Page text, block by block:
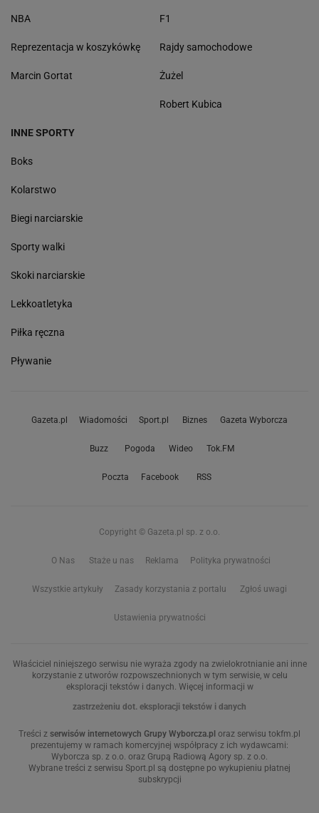
NBA
Reprezentacja w koszykówkę
Marcin Gortat
F1
Rajdy samochodowe
Żużel
Robert Kubica
INNE SPORTY
Boks
Kolarstwo
Biegi narciarskie
Sporty walki
Skoki narciarskie
Lekkoatletyka
Piłka ręczna
Pływanie
Gazeta.pl Wiadomości Sport.pl Biznes Gazeta Wyborcza
Buzz Pogoda Wideo Tok.FM
Poczta Facebook RSS
Copyright © Gazeta.pl sp. z o.o.
O Nas Staże u nas Reklama Polityka prywatności
Wszystkie artykuły Zasady korzystania z portalu Zgłoś uwagi
Ustawienia prywatności
Właściciel niniejszego serwisu nie wyraża zgody na zwielokrotnianie ani inne
korzystanie z utworów rozpowszechnionych w tym serwisie, w celu
eksploracji tekstów i danych. Więcej informacji w
zastrzeżeniu dot. eksploracji tekstów i danych
Treści z serwisów internetowych Grupy Wyborcza.pl oraz serwisu tokfm.pl
prezentujemy w ramach komercyjnej współpracy z ich wydawcami:
Wyborcza sp. z o.o. oraz Grupą Radiową Agory sp. z o.o.
Wybrane treści z serwisu Sport.pl są dostępne po wykupieniu płatnej
subskrypcji